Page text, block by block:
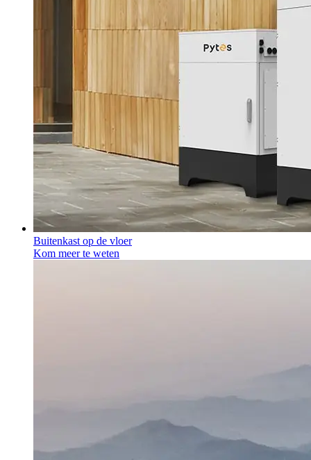
Buitenkast op de vloer
Kom meer te weten